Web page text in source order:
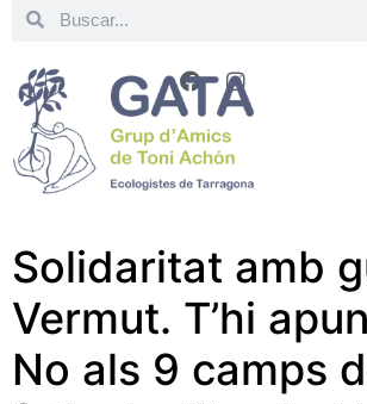
Solidaritat amb
Vermut. T’hi
No als 9 camps